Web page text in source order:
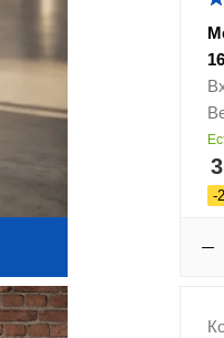
-